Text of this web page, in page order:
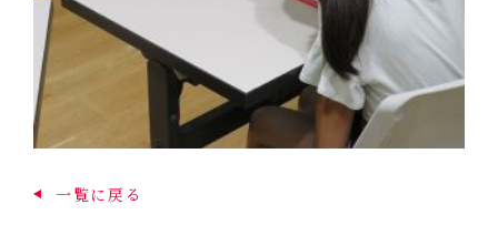
一覧に戻る